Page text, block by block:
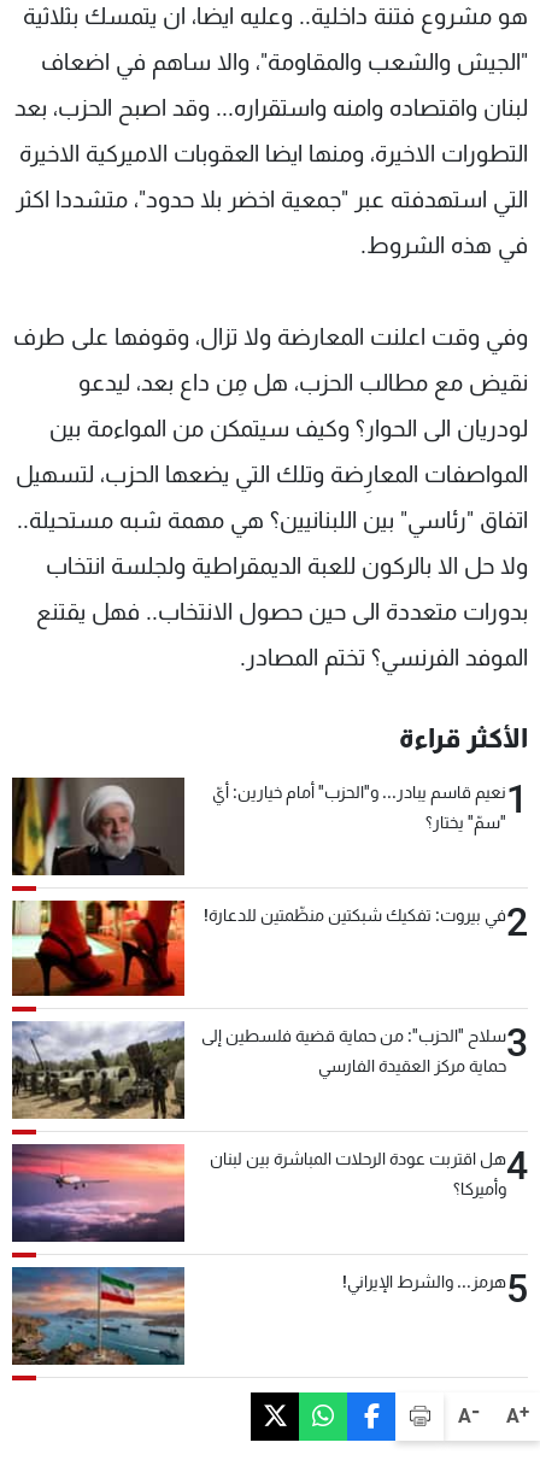
A+
A-
هو مشروع فتنة داخلية.. وعليه ايضا، ان يتمسك بثلاثية
"الجيش والشعب والمقاومة"، والا ساهم في اضعاف
لبنان واقتصاده وامنه واستقراره... وقد اصبح الحزب، بعد
التطورات الاخيرة، ومنها ايضا العقوبات الاميركية الاخيرة
التي استهدفته عبر "جمعية اخضر بلا حدود"، متشددا اكثر
في هذه الشروط.
وفي وقت اعلنت المعارضة ولا تزال، وقوفها على طرف
نقيض مع مطالب الحزب، هل مِن داع بعد، ليدعو
لودريان الى الحوار؟ وكيف سيتمكن من المواءمة بين
المواصفات المعارِضة وتلك التي يضعها الحزب، لتسهيل
اتفاق "رئاسي" بين اللبنانيين؟ هي مهمة شبه مستحيلة..
ولا حل الا بالركون للعبة الديمقراطية ولجلسة انتخاب
بدورات متعددة الى حين حصول الانتخاب.. فهل يقتنع
الموفد الفرنسي؟ تختم المصادر.
الأكثر قراءة
1نعيم قاسم يبادر... و"الحزب" أمام خيارين: أيّ
"سمّ" يختار؟
2في بيروت: تفكيك شبكتين منظّمتين للدعارة!
3سلاح "الحزب": من حماية قضية فلسطين إلى
حماية مركز العقيدة الفارسي
4هل اقتربت عودة الرحلات المباشرة بين لبنان
وأميركا؟
5هرمز... والشرط الإيراني!